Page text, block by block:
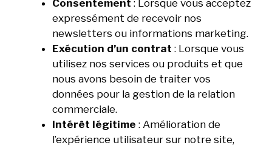
Consentement : Lorsque vous acceptez
expressément de recevoir nos
newsletters ou informations marketing.
Exécution d’un contrat : Lorsque vous
utilisez nos services ou produits et que
nous avons besoin de traiter vos
données pour la gestion de la relation
commerciale.
Intérêt légitime : Amélioration de
l’expérience utilisateur sur notre site,